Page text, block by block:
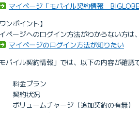
マイページ「モバイル契約情報 BIGLOBE
ワンポイント】
ページへのログイン方法がわからない方は
マイページのログイン方法が知りたい
モバイル契約情報」では、以下の内容が確認
金プラン
約状況
リュームチャージ（追加契約の有無）